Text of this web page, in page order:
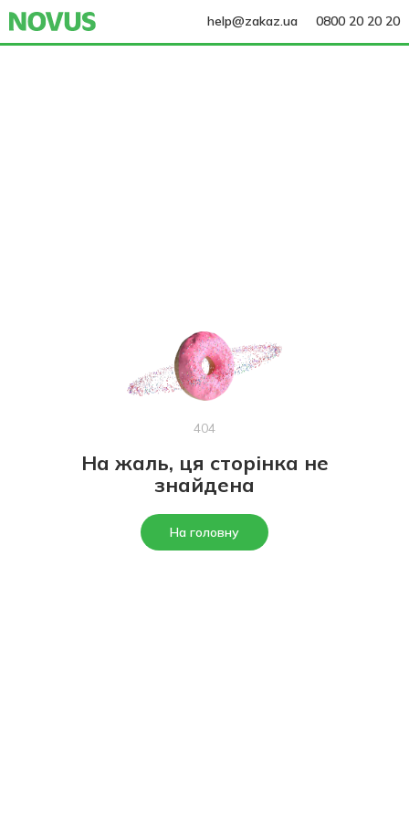
help@zakaz.ua 0800 20 20 20
404
На жаль, ця сторінка не
знайдена
На головну